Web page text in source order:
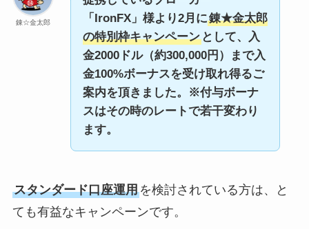
錬☆金太郎
「IronFX」様より2月に錬★金太郎
の特別枠キャンペーンとして、入
金2000ドル（約300,000円）まで入
金100%ボーナスを受け取れ得るご
案内を頂きました。※付与ボーナ
スはその時のレートで若干変わり
ます。
スタンダード口座運用を検討されている方は、と
ても有益なキャンペーンです。